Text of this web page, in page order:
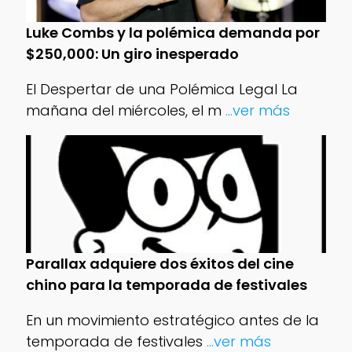
Luke Combs y la polémica demanda por
$250,000: Un giro inesperado
El Despertar de una Polémica Legal La
mañana del miércoles, el m ...ver más
Parallax adquiere dos éxitos del cine
chino para la temporada de festivales
En un movimiento estratégico antes de la
temporada de festivales ...ver más